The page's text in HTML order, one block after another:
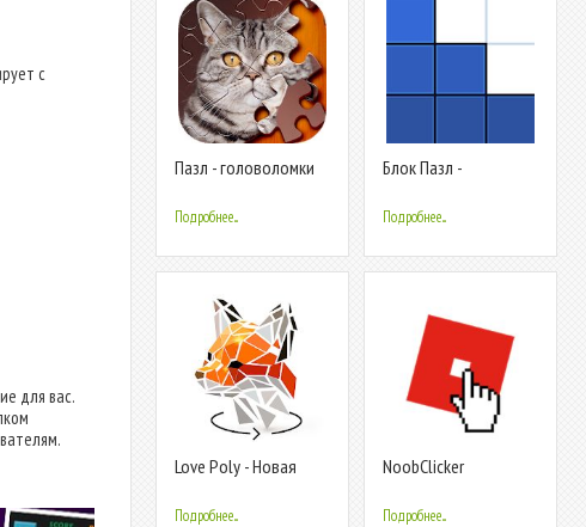
с
для вас.
Пазл - головоломки
Подробнее...
Блок Пазл -
головоломка из
блоков
Подробнее...
Love Poly - Новая
Подробнее...
NoobClicker
Подробнее...